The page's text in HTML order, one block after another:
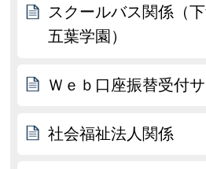
スクールバス関係（
五葉学園）
Ｗｅｂ口座振替受付
社会福祉法人関係